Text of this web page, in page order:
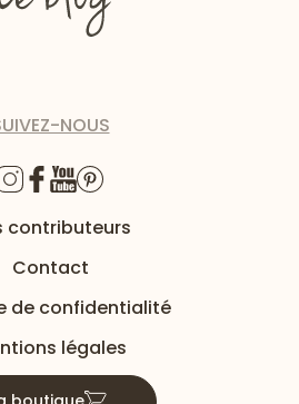
NOUS
contributeurs
Contact
de confidentialité
légales